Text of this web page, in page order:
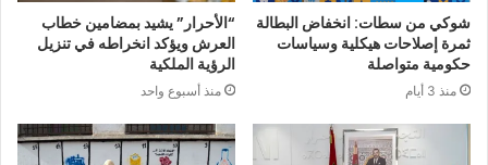
شوكي من سطات: انخفاض البطالة
ثمرة إصلاحات هيكلية وسياسات
حكومية متواصلة
منذ 3 أيام
“الأحرار” يشيد بمضامين خطاب
العرش ويؤكد انخراطه في تنزيل
الرؤية الملكية
منذ أسبوع واحد